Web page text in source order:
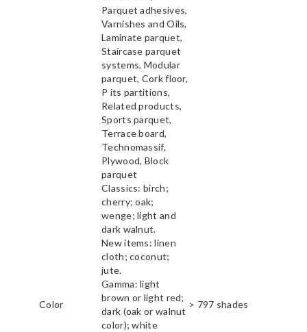
Parquet adhesives,
Varnishes and Oils,
Laminate parquet,
Staircase parquet
systems, Modular
parquet, Cork floor,
P its partitions,
Related products,
Sports parquet,
Terrace board,
Technomassif,
Plywood, Block
parquet
Color
Classics: birch;
cherry; oak;
wenge; light and
dark walnut.
New items: linen
cloth; coconut;
jute.
Gamma: light
brown or light red;
dark (oak or walnut
color); white
> 797 shades